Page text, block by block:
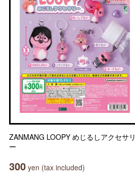
ZANMANG LOOPY めじるしアクセサリ
ー
300 yen (tax included)